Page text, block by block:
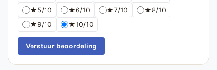
★5/10 ★6/10 ★7/10 ★8/10
★9/10 ★10/10
Verstuur beoordeling